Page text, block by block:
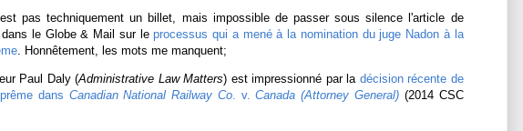
pas techniquement un billet, mais impossible de passer sous silence l'article de
dans le Globe & Mail sur leprocessus qui a mené à la nomination du juge Nadon à la
. Honnêtement, les mots me manquent;
Paul Daly (Administrative Law Matters) est impressionné par la décision récente de
dans Canadian National Railway Co. v.Canada (Attorney General)(2014 CSC